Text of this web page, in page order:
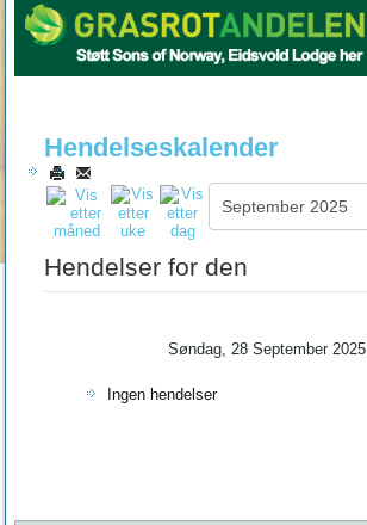
Hendelseskalender
Hendelser for den
Søndag, 28 September 2025
Ingen hendelser